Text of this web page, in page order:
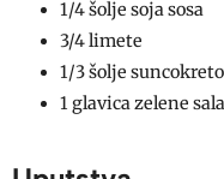
1/4 šolje soja sosa
3/4 limete
1/3 šolje
1 glavica zelene